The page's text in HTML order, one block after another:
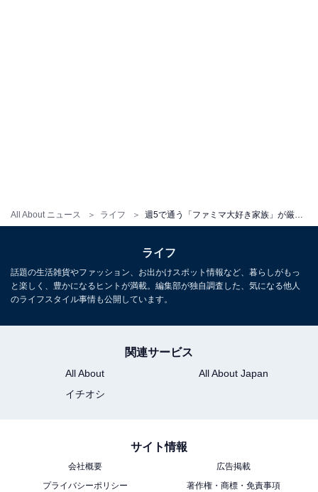
All About ニュース ライフ
ふわふわのオムレット生地とこってりクリーム
こってりとしたクリームをふわふわのオムレット生地で
に思いました。筆者は「ふわふわケーキオムレット チー
ット チョコ」派です。2種類あるので意見が分かれます
ライフ
話題の生活雑貨やファッション、お出かけスポット情報など、暮らしがもっ
と楽しく、豊かになるヒントが満載。編集部が独自調査した、気になる他人
のライフスタイル事情も公開しています。
関連サービス
All About
All About Japan
イチオシ
サイト情報
会社概要
広告掲載
プライバシーポリシー
著作権・商標・免責事項